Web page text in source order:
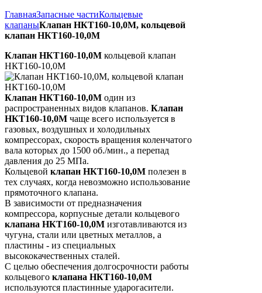
ГлавнаяЗапасные частиКольцевые
клапаныКлапан НКТ160-10,0М, кольцевой
клапан НКТ160-10,0М
Клапан НКТ160-10,0М кольцевой клапан
НКТ160-10,0М
Клапан НКТ160-10,0М один из
распространенных видов клапанов. Клапан
НКТ160-10,0М чаще всего используется в
газовых, воздушных и холодильных
компрессорах, скорость вращения коленчатого
вала которых до 1500 об./мин., а перепад
давления до 25 МПа.
Кольцевой клапан НКТ160-10,0М полезен в
тех случаях, когда невозможно использование
прямоточного клапана.
В зависимости от предназначения
компрессора, корпусные детали кольцевого
клапана НКТ160-10,0М изготавливаются из
чугуна, стали или цветных металлов, а
пластины - из специальных
высококачественных сталей.
С целью обеспечения долгосрочности работы
кольцевого клапана НКТ160-10,0М
используются пластинные ударогасители.